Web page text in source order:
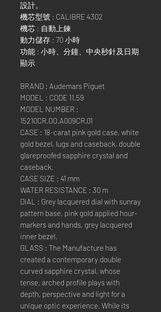
設計。
機芯型號 : CALIBRE 4302
機芯 : 自動上鍊
動力儲存 : 70 小時
功能 : 小時、分鐘、中央秒針及日期
顯示
BRAND : Audemars Piguet
MODEL : CODE 11.59
MODEL NUMBER :
15210CR.OO.A009CR.01
CASE : 18-carat pink gold case, white
gold bezel, lugs and caseback, double
glareproofed sapphire crystal and
caseback.
CASE SIZE : 41 mm
WATER RESISTANCE : 30 m
DIAL : Grey lacquered dial with sunray
pattern base, pink gold applied hour-
markers and hands, grey lacquered
inner bezel.
GLASS : The Manufacture has
created a contemporary double
curved sapphire crystal, whose
tense, arched profile plays with
depth, perspective and light for a
unique optic experience. While its